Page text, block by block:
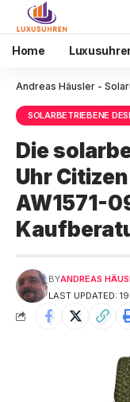
Home
Andreas Häusler -
SOLARBETRIEBENE
Die
Uhr
AW1571-
LAST UPDATED:
BYANDREAS